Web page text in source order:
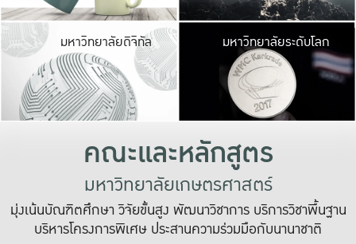
มหาวิทยาลัยดิจิทัล มหาวิ
เปลี่ยนแปลง แล
เพื่อทำง
ระบบสารสนเทศ
มหาวิทยาลัยระดับโลก
คณะและหลักสูตร
มหาวิทยาลัยเกษตรศาสตร์
มุ่งเน้นบัณฑิตศึกษา วิจัยขั้นสูง พัฒนาวิชาการ บริการวิชาพื้นฐาน
บริหารโครงการพิเศษ ประสานความร่วมมือกับนานาชาติ